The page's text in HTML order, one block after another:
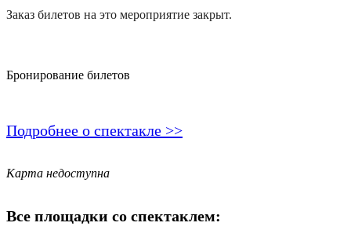
Заказ билетов на это мероприятие закрыт.
Бронирование билетов
Подробнее о спектакле >>
Карта недоступна
Все площадки со спектаклем: